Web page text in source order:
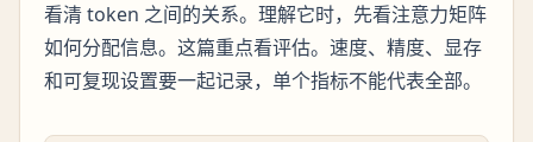
看清 token 之间的关系。理解它时，先看注意力矩阵
如何分配信息。这篇重点看评估。速度、精度、显存
和可复现设置要一起记录，单个指标不能代表全部。